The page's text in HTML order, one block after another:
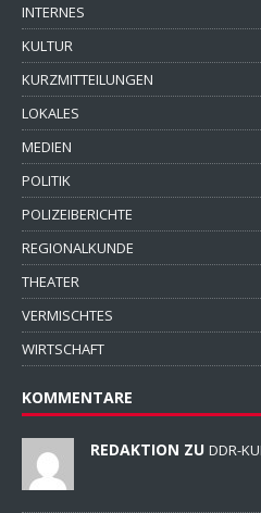
INTERNES
KULTUR
KURZMITTEILUNGEN
LOKALES
MEDIEN
POLITIK
POLIZEIBERICHTE
REGIONALKUNDE
THEATER
VERMISCHTES
WIRTSCHAFT
KOMMENTARE
REDAKTION ZU DDR-